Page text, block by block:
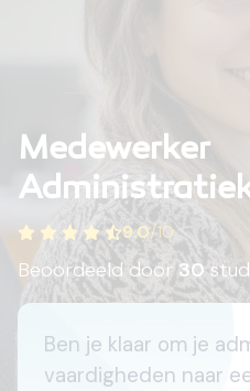
Medewerker
9.0/10
Beoordeeld door30
Ben je klaar om je
vaardigheden naar